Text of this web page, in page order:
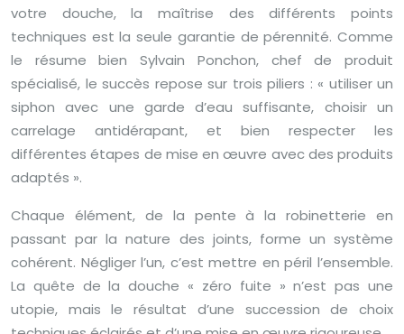
votre douche, la maîtrise des différents points
techniques est la seule garantie de pérennité. Comme
le résume bien Sylvain Ponchon, chef de produit
spécialisé, le succès repose sur trois piliers : « utiliser un
siphon avec une garde d’eau suffisante, choisir un
carrelage antidérapant, et bien respecter les
différentes étapes de mise en œuvre avec des produits
adaptés ».
Chaque élément, de la pente à la robinetterie en
passant par la nature des joints, forme un système
cohérent. Négliger l’un, c’est mettre en péril l’ensemble.
La quête de la douche « zéro fuite » n’est pas une
utopie, mais le résultat d’une succession de choix